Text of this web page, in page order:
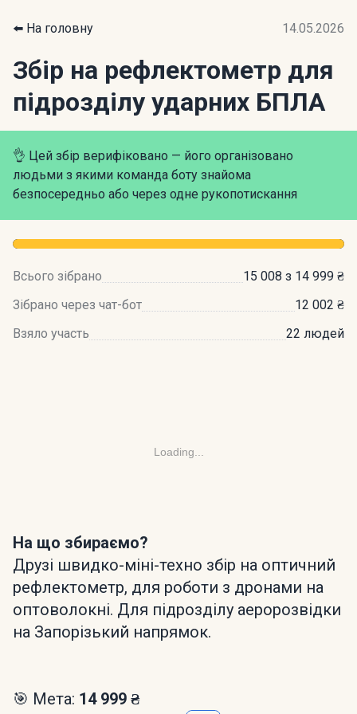
⬅️ На головну 14.05.2026
Збір на рефлектометр для
підрозділу ударних БПЛА
👌 Цей збір верифіковано — його організовано
людьми з якими команда боту знайома
безпосередньо або через одне рукопотискання
Всього зібрано
15 008 з 14 999 ₴
Зібрано через чат-бот
12 002 ₴
Взяло участь
22 людей
Loading...
На що збираємо?
Друзі швидко-міні-техно збір на оптичний
рефлектометр, для роботи з дронами на
оптоволокні. Для підрозділу аеророзвідки
на Запорізький напрямок.
🎯 Мета: 14 999 ₴